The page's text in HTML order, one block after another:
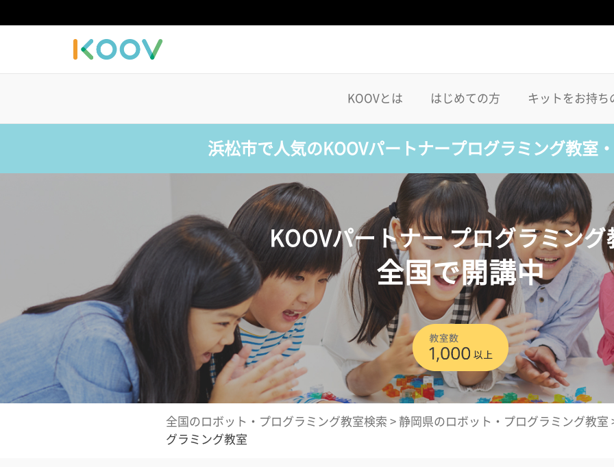
KOOVとは はじめての方 キットをお持ち
浜松市で人気のKOOVパートナープログラミング教室
KOOVパートナー プログラミング
全国で開講中
全国のロボット・プログラミング教室検索 > 静岡県のロボット・プログラミング教室
グラミング教室